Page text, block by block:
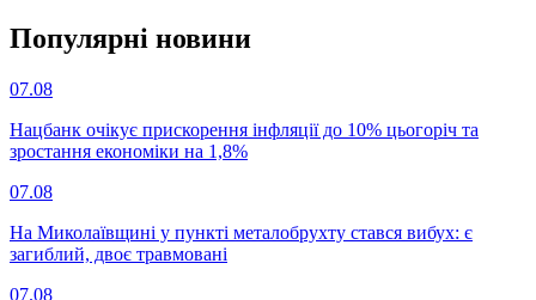
Популярнi новини
07.08
Нацбанк очікує прискорення інфляції до 10% цьогоріч та
зростання економіки на 1,8%
07.08
На Миколаївщині у пункті металобрухту стався вибух: є
загиблий, двоє травмовані
07.08